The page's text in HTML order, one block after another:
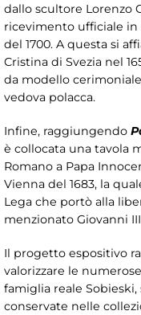
dallo scultore Lorenzo
ricevimento ufficiale
del 1700. A questa si
Cristina di Svezia nel
da modello
vedova polacca.
Infine, raggiungendo
è collocata una tavola
Romano a Papa
Vienna del 1683, la
Lega che portò alla
menzionato Giovanni
Il progetto espositivo
valorizzare le
famiglia reale
conservate nelle